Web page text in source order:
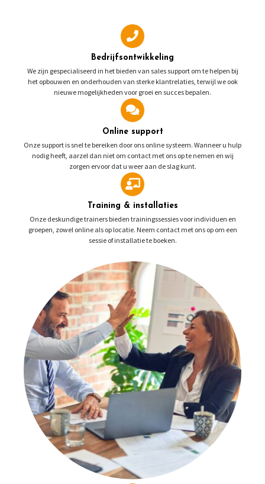
Bedrijfsontwikkeling
We zijn gespecialiseerd in het bieden van sales support om te helpen bij
het opbouwen en onderhouden van sterke klantrelaties, terwijl we ook
nieuwe mogelijkheden voor groei en succes bepalen.
Online support
Onze support is snel te bereiken door ons online systeem. Wanneer u hulp
nodig heeft, aarzel dan niet om contact met ons op te nemen en wij
zorgen ervoor dat u weer aan de slag kunt.
Training & installaties
Onze deskundige trainers bieden trainingssessies voor individuen en
groepen, zowel online als op locatie. Neem contact met ons op om een
sessie of installatie te boeken.